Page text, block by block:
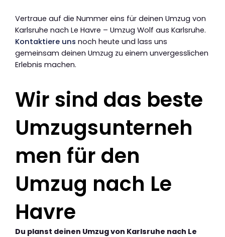
Vertraue auf die Nummer eins für deinen Umzug von
Karlsruhe nach Le Havre – Umzug Wolf aus Karlsruhe.
Kontaktiere uns noch heute und lass uns
gemeinsam deinen Umzug zu einem unvergesslichen
Erlebnis machen.
Wir sind das beste
Umzugsunterneh
men für den
Umzug nach Le
Havre
Du planst deinen Umzug von Karlsruhe nach Le